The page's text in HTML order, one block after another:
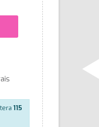
115